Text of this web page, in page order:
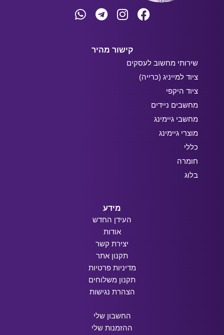
קישור מהיר
שירותי מחשוב לעסקים
ציוד למייניג (כרייה)
ציוד היקפי
מחשבים ניידים
מחשבי גיימינג
מוצרי גיימינג
כללי
חומרה
בלוג
מידע
העידן החדש
אודות
יצירת קשר
תקנון אתר
מדיניות פרטיות
תקנון משלוחים
הצהרת נגישות
החשבון שלי
ההזמנות שלי